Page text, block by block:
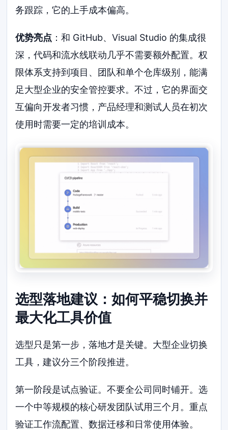
务跟踪，它的上手成本偏高。
优势亮点 ：和 GitHub、Visual Studio 的集成很
深，代码和流水线联动几乎不需要额外配置。权
限体系支持到项目、团队和单个仓库级别，能满
足大型企业的安全管控要求。不过，它的界面交
互偏向开发者习惯，产品经理和测试人员在初次
使用时需要一定的培训成本。
选型落地建议：如何平稳切换并
最大化工具价值
选型只是第一步，落地才是关键。大型企业切换
工具，建议分三个阶段推进。
第一阶段是试点验证。不要全公司同时铺开。选
一个中等规模的核心研发团队试用三个月。重点
验证工作流配置、数据迁移和日常使用体验。